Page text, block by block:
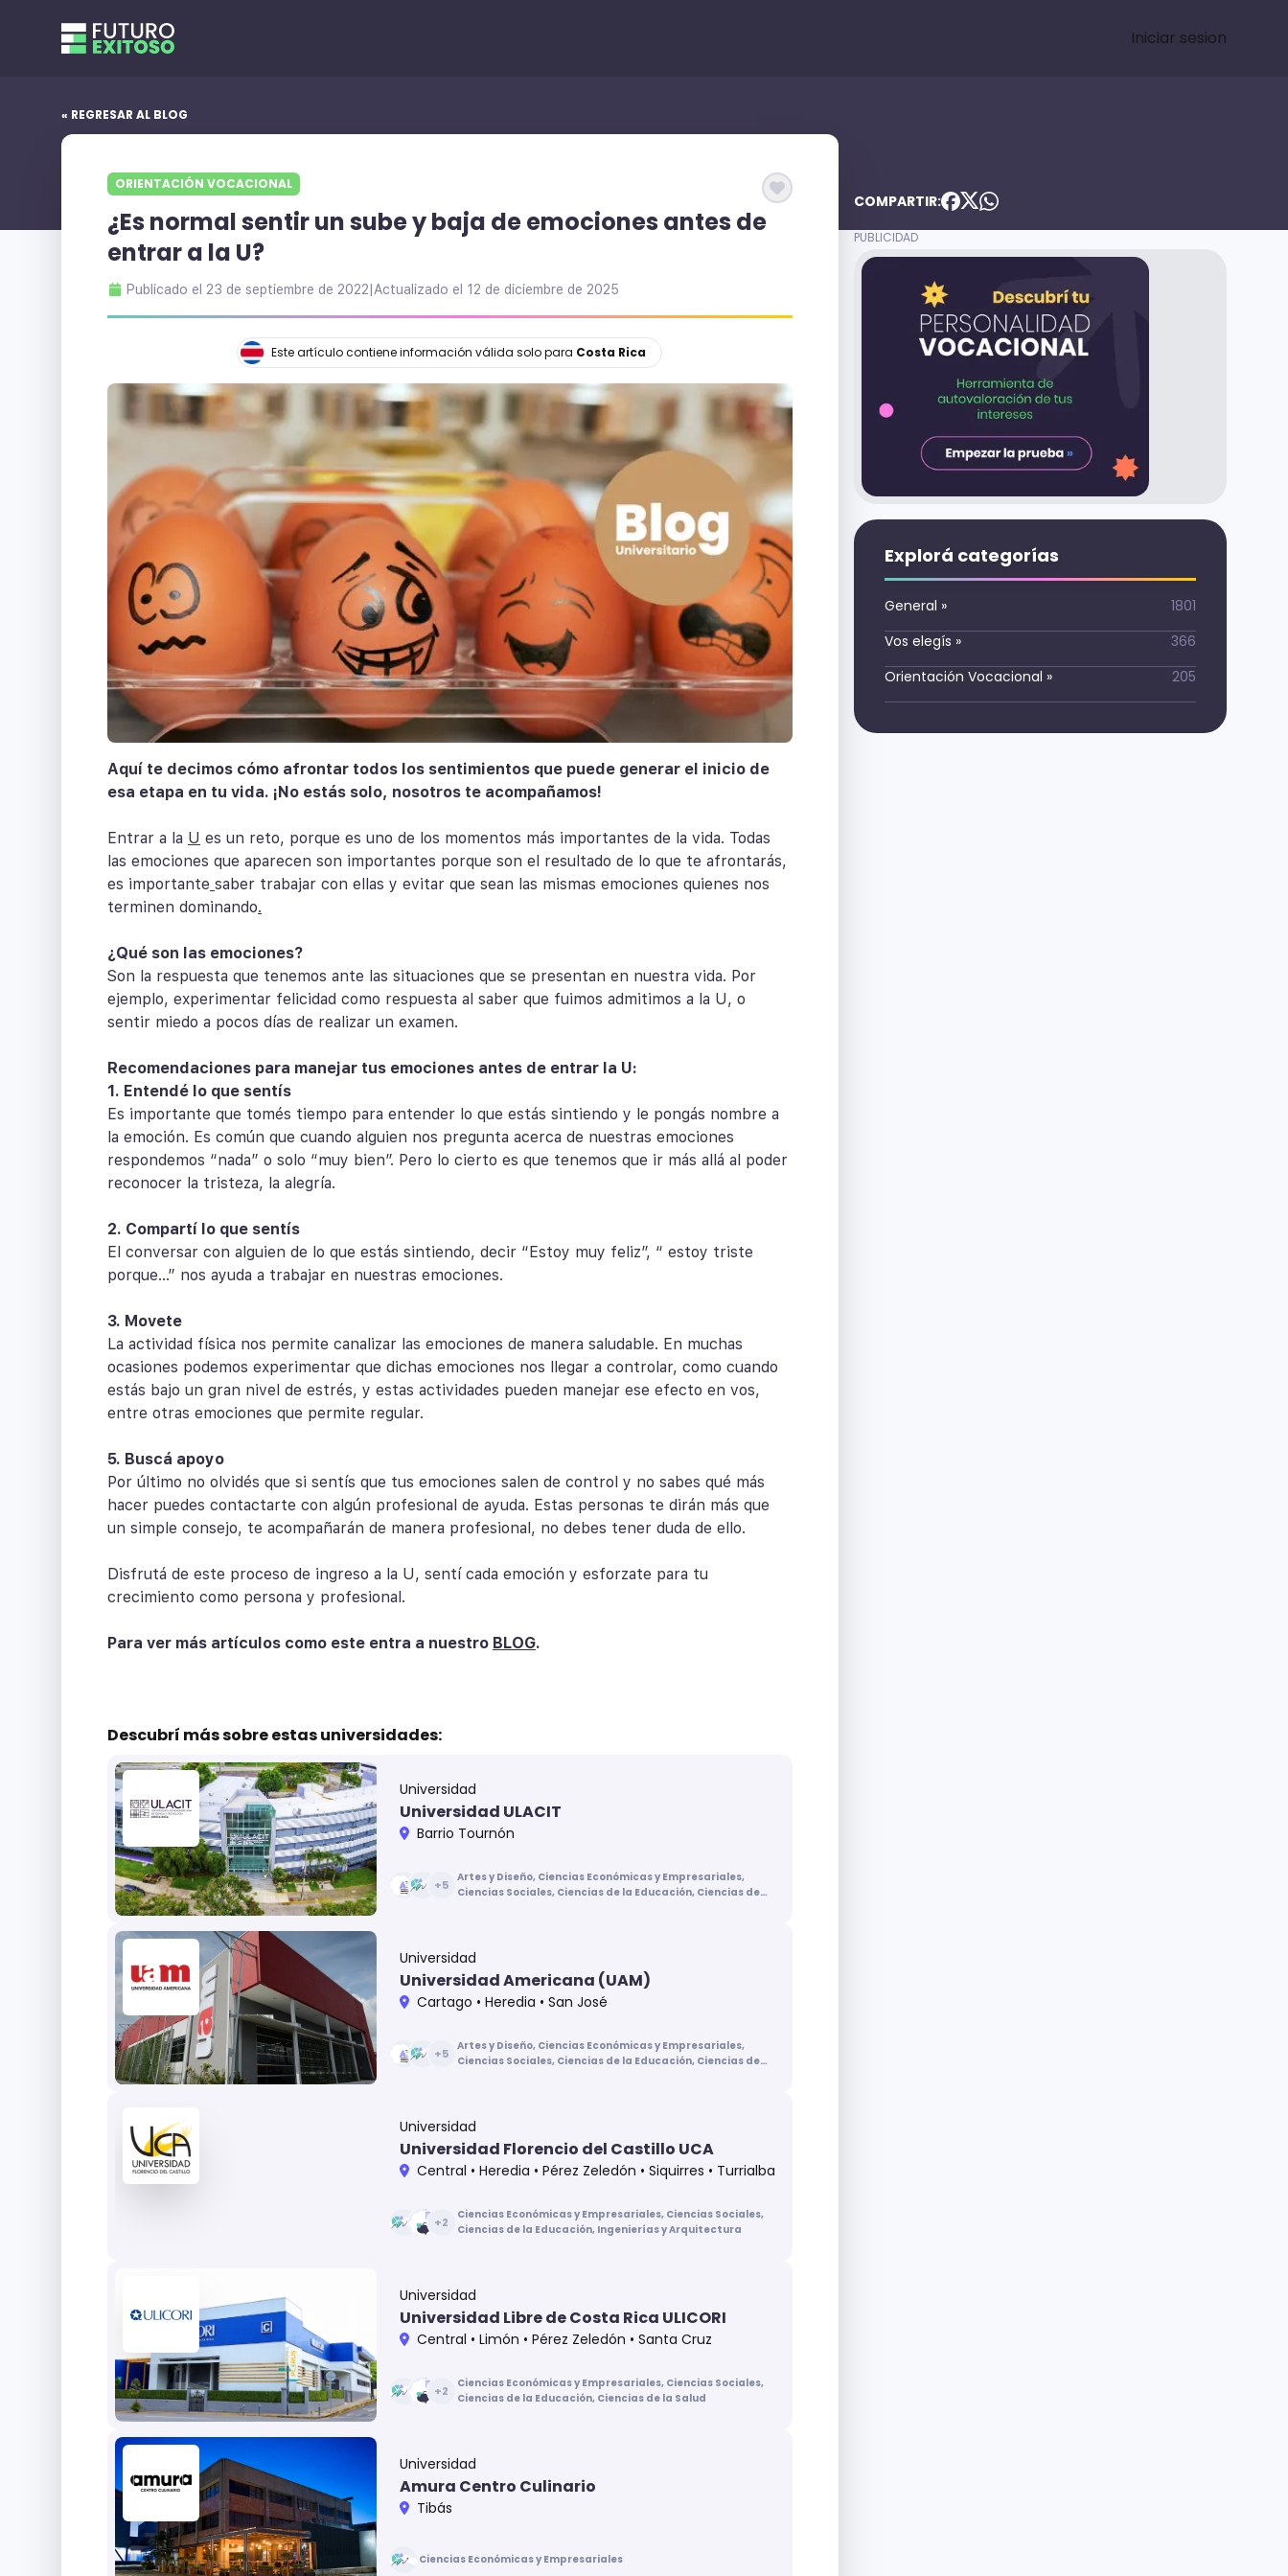
Iniciar sesion
« REGRESAR AL BLOG
ORIENTACIÓN VOCACIONAL
¿Es normal sentir un sube y baja de emociones antes de
entrar a la U?
Publicado el 23 de septiembre de 2022 Actualizado el 12 de diciembre de 2025
Este artículo contiene información válida solo para Costa Rica
Aquí te decimos cómo afrontar todos los sentimientos que puede generar el inicio de
esa etapa en tu vida. ¡No estás solo, nosotros te acompañamos!
Entrar a la U es un reto, porque es uno de los momentos más importantes de la vida. Todas
las emociones que aparecen son importantes porque son el resultado de lo que te afrontarás,
es importante saber trabajar con ellas y evitar que sean las mismas emociones quienes nos
terminen dominando.
¿Qué son las emociones?
Son la respuesta que tenemos ante las situaciones que se presentan en nuestra vida. Por
ejemplo, experimentar felicidad como respuesta al saber que fuimos admitimos a la U, o
sentir miedo a pocos días de realizar un examen.
Recomendaciones para manejar tus emociones antes de entrar la U:
1. Entendé lo que sentís
Es importante que tomés tiempo para entender lo que estás sintiendo y le pongás nombre a
la emoción. Es común que cuando alguien nos pregunta acerca de nuestras emociones
respondemos “nada” o solo “muy bien”. Pero lo cierto es que tenemos que ir más allá al poder
reconocer la tristeza, la alegría.
2. Compartí lo que sentís
El conversar con alguien de lo que estás sintiendo, decir “Estoy muy feliz”, “ estoy triste
porque...” nos ayuda a trabajar en nuestras emociones.
3. Movete
La actividad física nos permite canalizar las emociones de manera saludable. En muchas
ocasiones podemos experimentar que dichas emociones nos llegar a controlar, como cuando
estás bajo un gran nivel de estrés, y estas actividades pueden manejar ese efecto en vos,
entre otras emociones que permite regular.
5. Buscá apoyo
Por último no olvidés que si sentís que tus emociones salen de control y no sabes qué más
hacer puedes contactarte con algún profesional de ayuda. Estas personas te dirán más que
un simple consejo, te acompañarán de manera profesional, no debes tener duda de ello.
Disfrutá de este proceso de ingreso a la U, sentí cada emoción y esforzate para tu
crecimiento como persona y profesional.
Para ver más artículos como este entra a nuestro BLOG.
Descubrí más sobreestas universidades:
Universidad
Universidad ULACIT
Barrio Tournón
+5 Artes y Diseño, Ciencias Económicas y Empresariales,
Ciencias Sociales, Ciencias de la Educación, Ciencias de
Universidad
Universidad Americana (UAM)
Cartago • Heredia • San José
+5 Artes y Diseño, Ciencias Económicas y Empresariales,
Ciencias Sociales, Ciencias de la Educación, Ciencias de
Universidad
Universidad Florencio del Castillo UCA
Central • Heredia • Pérez Zeledón • Siquirres • Turrialba
+2
Ciencias Económicas y Empresariales, Ciencias Sociales,
Ciencias de la Educación, Ingenierías y Arquitectura
Universidad
Universidad Libre de Costa Rica ULICORI
Central • Limón • Pérez Zeledón • Santa Cruz
+2
Ciencias Económicas y Empresariales, Ciencias Sociales,
Ciencias de la Educación, Ciencias de la Salud
Universidad
Amura Centro Culinario
Tibás
Ciencias Económicas y Empresariales
COMPARTIR:
Explorá categorías
General »
1801
Vos elegís »
366
Orientación Vocacional » 205